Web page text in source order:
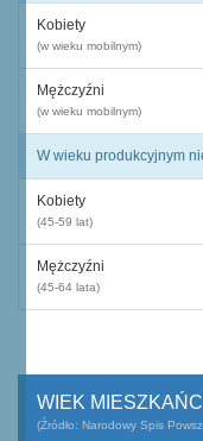
Kobiety
(w wieku mobilnym)
Mężczyźni
(w wieku mobilnym)
W wieku produkcyjnym
Kobiety
(45-59 lat)
Mężczyźni
(45-64 lata)
WIEK
(Źródło: Narodowy Spis